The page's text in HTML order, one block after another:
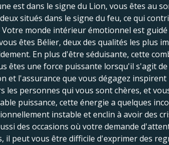
est dans le signe du Lion, vous êtes au
situés dans le signe du feu, ce qui
monde intérieur émotionnel est
êtes Bélier, deux des qualités les plus
En plus d'être séduisante, cette
êtes une force puissante lorsqu'il s'agit
et l'assurance que vous dégagez
les personnes qui vous sont chères, et
puissance, cette énergie a quelques
instable et enclin à avoir des
des occasions où votre demande
il peut vous être difficile d'exprimer des